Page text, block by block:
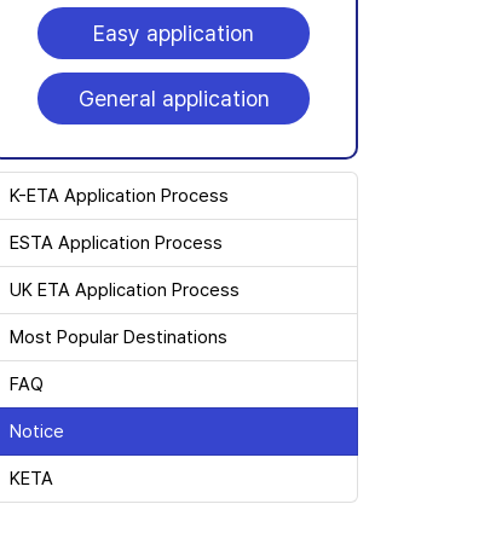
Easy application
General application
K-ETA Application Process
ESTA Application Process
UK ETA Application Process
Most Popular Destinations
FAQ
Notice
KETA